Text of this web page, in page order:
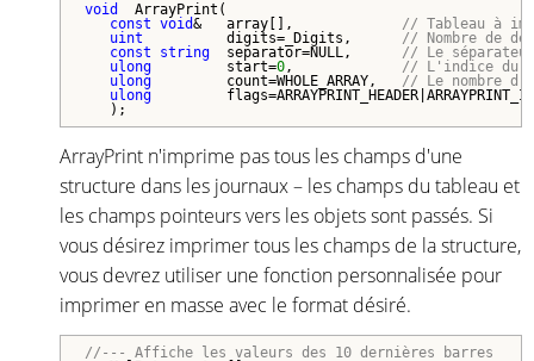
void
ArrayPrint(
const void&   array[], // Tableau à
uint digits=_Digits, // Nombre de
const
string separator=NULL, // Le
ulong start=0, // L'indice du
ulong count=WHOLE_ARRAY, // Le nombre
ulong
ArrayPrint n'imprime pas tous les champs d'une
structure dans les journaux – les champs du tableau et
les champs pointeurs vers les objets sont passés. Si
vous désirez imprimer tous les champs de la structure,
vous devrez utiliser une fonction personnalisée pour
imprimer en masse avec le format désiré.
//--- Affiche les valeurs des 10 dernières barres